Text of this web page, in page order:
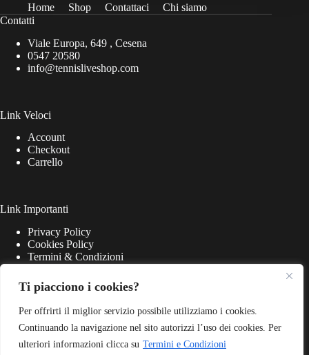
Ti piacciono i cookies?
Per offrirti il miglior servizio possibile utilizziamo i cookies.
Continuando la navigazione nel sito autorizzi l’uso dei cookies. Per
ulteriori informazioni clicca su Termini e Condizioni
Home Shop Contattaci
Chi siamo
Contatti
Viale Europa, 649 , Cesena
0547 20580
info@tennisliveshop.com
Link Veloci
Account
Checkout
Carrello
Link Importanti
Privacy Policy
Cookies Policy
Termini & Condizioni